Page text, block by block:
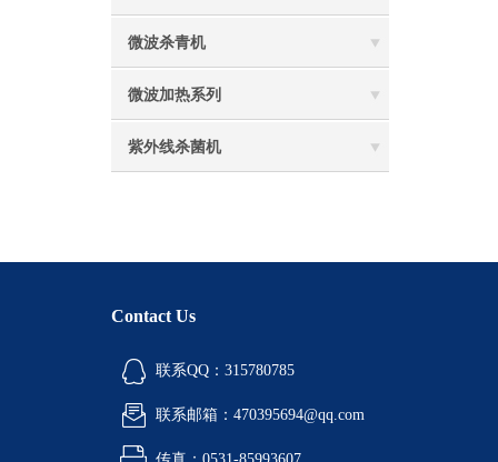
微波杀青机
微波加热系列
紫外线杀菌机
Contact Us
联系QQ：315780785
联系邮箱：470395694@qq.com